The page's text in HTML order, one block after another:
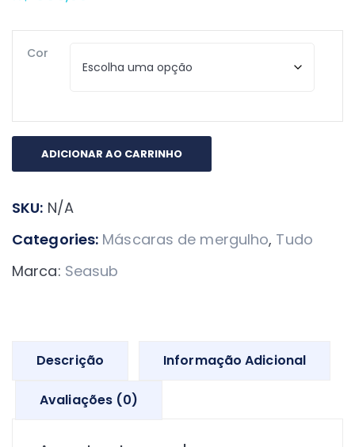
Cor
Mascara
Mergulho
Scubapro
quantidade
ADICIONAR AO CARRINHO
SKU: N/A
Categories: Máscaras de mergulho, Tudo
Marca: Seasub
Descrição Informação Adicional
Avaliações (0)